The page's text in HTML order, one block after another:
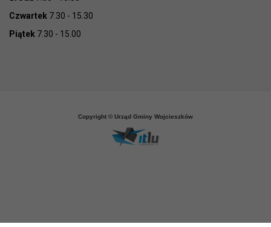
Czwartek 7.30 - 15.30
Piątek 7.30 - 15.00
Copyright © Urząd Gminy Wojcieszków